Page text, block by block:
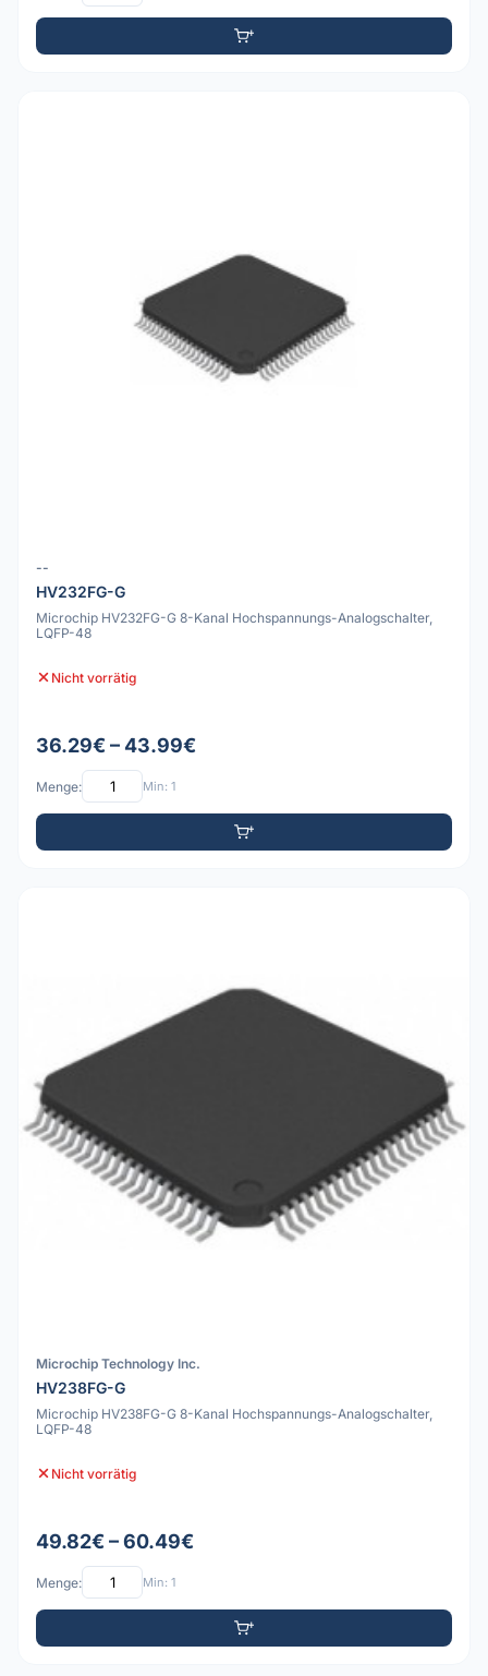
--
HV232FG-G
Microchip HV232FG-G 8-Kanal Hochspannungs-Analogschalter,
LQFP-48
Nicht vorrätig
36.29€ – 43.99€
Menge: Min: 1
Microchip Technology Inc.
HV238FG-G
Microchip HV238FG-G 8-Kanal Hochspannungs-Analogschalter,
LQFP-48
Nicht vorrätig
49.82€ – 60.49€
Menge: Min: 1